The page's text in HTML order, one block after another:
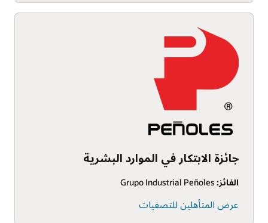
جائزة الابتكار في الموارد البشرية
الفائز:
عرض المتأهلين للتصفيات